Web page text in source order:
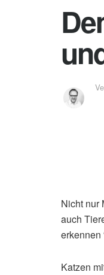
Nicht nur
auch
erkennen
Katzen